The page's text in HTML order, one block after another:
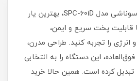
زودپز برقی 6 لیتری سوناشی مدل SPC-601D، بهترین یار
قابلیت پخت سریع و ایمن،
را تجربه کنید. طراحی مدرن،
این دستگاه را به انتخابی
تبدیل کرده است. همین حالا خرید